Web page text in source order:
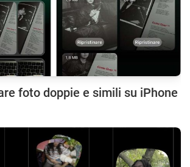
foto doppie e simili su iPhone